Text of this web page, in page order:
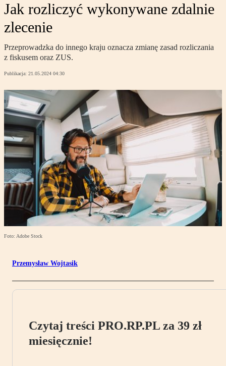
Jak rozliczyć wykonywane zdalnie
zlecenie
Przeprowadzka do innego kraju oznacza zmianę zasad rozliczania
z fiskusem oraz ZUS.
Publikacja: 21.05.2024 04:30
Foto: Adobe Stock
Przemysław Wojtasik
Czytaj treści PRO.RP.PL za 39 zł
miesięcznie!